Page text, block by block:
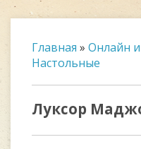
Главная » Онлайн
Настольные
Луксор